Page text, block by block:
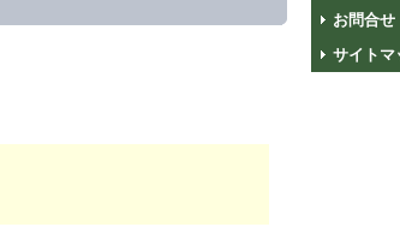
お問合せ
サイトマ